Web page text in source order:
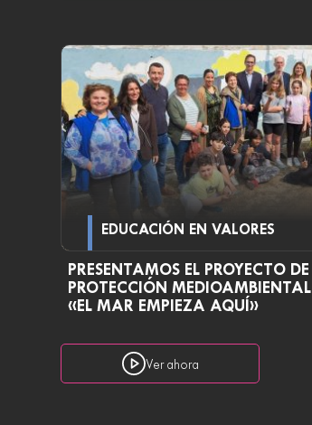
EDUCACIÓN EN VALORES
PRESENTAMOS EL PROYECTO DE
PROTECCIÓN MEDIOAMBIENTAL
«EL MAR EMPIEZA AQUÍ»
Ver ahora